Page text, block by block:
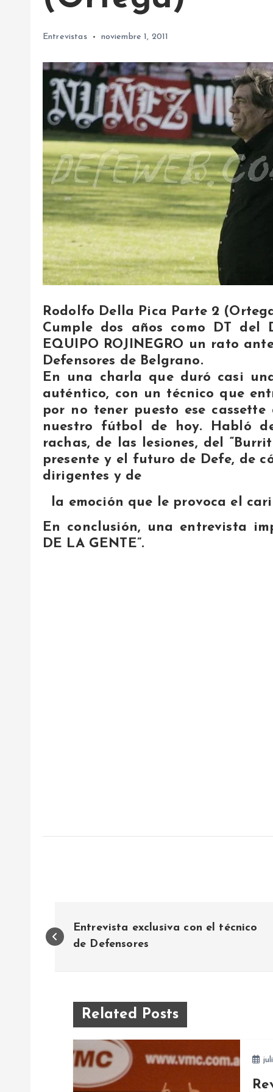
Entrevistas noviembre 1, 2011
Rodolfo Della Pica Parte 2
Cumple dos años como DT del
EQUIPO ROJINEGRO un rato
Defensores de Belgrano.
En una charla que duró casi
auténtico, con un técnico que
por no tener puesto ese
nuestro fútbol de hoy. Habló
rachas, de las lesiones, del
presente y el futuro de Defe, de
dirigentes y de
la emoción que le provoca el
En conclusión, una entrevista
DE LA GENTE”.
a
Entrevista exclusiva con el técnico
de Defensores
Related Posts